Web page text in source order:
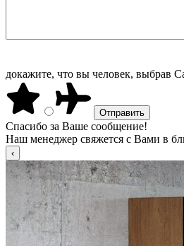
докажите, что вы человек, выбрав
Спасибо за Ваше сообщение!
Наш менеджер свяжется с Вами в